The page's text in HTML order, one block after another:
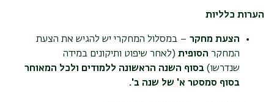
הערות כלליות
הצעת מחקר – במסלול המחקרי יש להגיש את הצעת
המחקר הסופית (לאחר שיפוט ותיקונים במידה
שנדרשו) בסוף השנה הראשונה ללמודים ולכל המאוחר
בסוף סמסטר א' של שנה ב'.